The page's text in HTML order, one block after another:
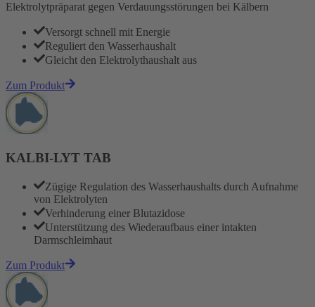
Elektrolytpräparat gegen Verdauungsstörungen bei Kälbern
Versorgt schnell mit Energie
Reguliert den Wasserhaushalt
Gleicht den Elektrolythaushalt aus
Zum Produkt
KALBI-LYT TAB
Zügige Regulation des Wasserhaushalts durch Aufnahme
von Elektrolyten
Verhinderung einer Blutazidose
Unterstützung des Wiederaufbaus einer intakten
Darmschleimhaut
Zum Produkt